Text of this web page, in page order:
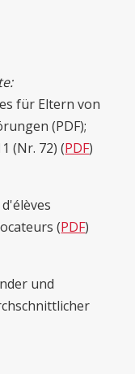
für Eltern von
(PDF);
(Nr. 72) (PDF)
(PDF)
und